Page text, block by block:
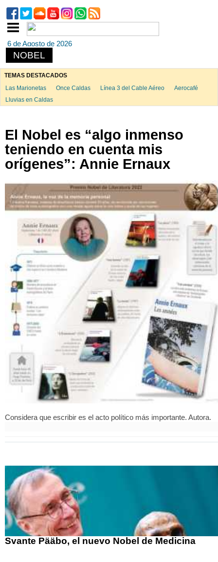
6 de Agosto de 2026
NOBEL
TEMAS DESTACADOS
Las Marionetas
Once Caldas Línea 3 del Cable Aéreo
Aerocafé
Lluvias en Caldas
El Nobel es “algo inmenso
teniendo en cuenta mis
orígenes”: Annie Ernaux
Considera que escribir es el acto político más importante. Autora.
Svante Pääbo, el nuevo Nobel de Medicina